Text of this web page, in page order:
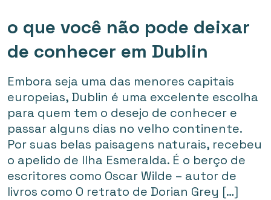
o que você não pode deixar
de conhecer em Dublin
Embora seja uma das menores capitais
europeias, Dublin é uma excelente escolha
para quem tem o desejo de conhecer e
passar alguns dias no velho continente.
Por suas belas paisagens naturais, recebeu
o apelido de Ilha Esmeralda. É o berço de
escritores como Oscar Wilde – autor de
livros como O retrato de Dorian Grey […]